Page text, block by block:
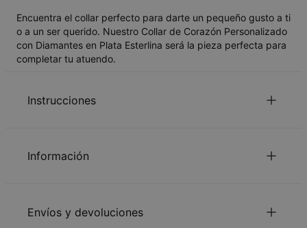
Encuentra el collar perfecto para darte un pequeño gusto a ti
o a un ser querido. Nuestro Collar de Corazón Personalizado
con Diamantes en Plata Esterlina será la pieza perfecta para
completar tu atuendo.
Instrucciones
cadena.
Información
Medidas
25.91mm x 20.83mm
Envíos y devoluciones